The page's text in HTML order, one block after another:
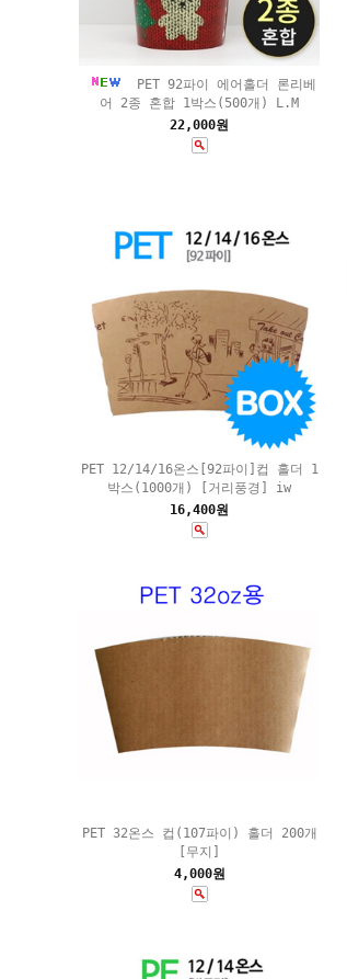
PET 92파이 에어홀더 론리베
어 2종 혼합 1박스(500개) L.M
22,000원
PET 12/14/16온스[92파이]컵 홀더 1
박스(1000개) [거리풍경] iw
16,400원
PET 32온스 컵(107파이) 홀더 200개
[무지]
4,000원